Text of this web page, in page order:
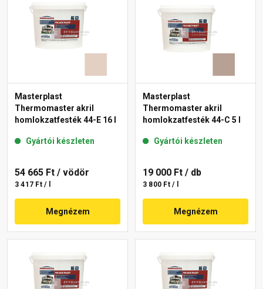
Masterplast
Thermomaster akril
homlokzatfesték 44-E 16 l
Gyártói készleten
54 665 Ft / vödör
3 417 Ft / l
Megnézem
Masterplast
Thermomaster akril
homlokzatfesték 44-C 5 l
Gyártói készleten
19 000 Ft / db
3 800 Ft / l
Megnézem